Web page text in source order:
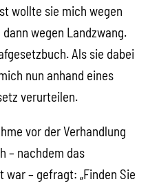
wollte sie mich wegen
wegen Landzwang.
Als sie dabei
nun anhand eines
verurteilen.
vor der Verhandlung
– nachdem das
– gefragt: „Finden Sie